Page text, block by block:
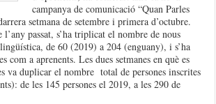
campanya de comunicació “Quan Parles
setmana de setembre i primera d’octubre.
passat, s’ha triplicat el nombre de nous
de 60 (2019) a 204 (enguany), i s’ha
a aprenents. Les dues setmanes en què es
va duplicar el nombre total de persones inscrites
de les 145 persones el 2019, a les 290 de